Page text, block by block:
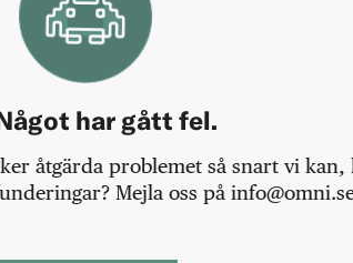
har gått fel.
åtgärda problemet så snart vi kan,
Mejla oss på